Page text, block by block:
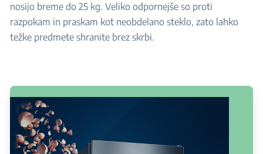
nosijo breme do 25 kg. Veliko odpornejše so proti
razpokam in praskam kot neobdelano steklo, zato lahko
težke predmete shranite brez skrbi.